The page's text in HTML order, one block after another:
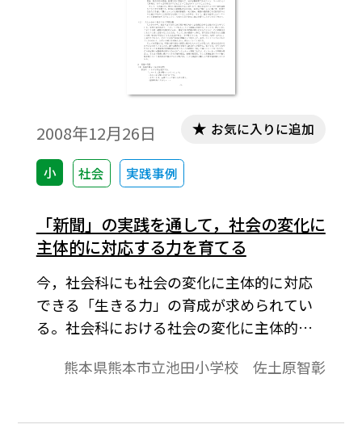
2008年12月26日
小 社会 実践事例
お気に入りに追加
「新聞」の実践を通して，社会の変化に
主体的に対応する力を育てる
今，社会科にも社会の変化に主体的に対応
できる「生きる力」の育成が求められてい
る。社会科における社会の変化に主体的に
し，思考し，判断する力のことであり，変
力で判断を行うことである。
熊本県熊本市立池田小学校 佐土原智彰